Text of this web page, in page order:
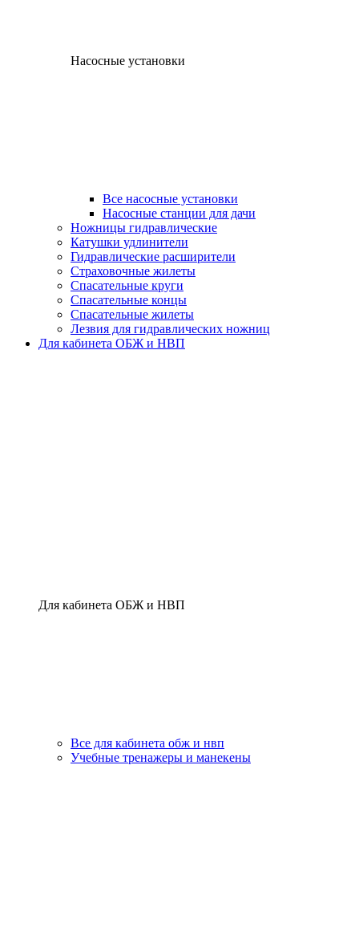
Насосные установки
Все насосные установки
Насосные станции для дачи
Ножницы гидравлические
Катушки удлинители
Гидравлические расширители
Страховочные жилеты
Спасательные круги
Спасательные концы
Спасательные жилеты
Лезвия для гидравлических ножниц
Для кабинета ОБЖ и НВП
Для кабинета ОБЖ и НВП
Все для кабинета обж и нвп
Учебные тренажеры и манекены